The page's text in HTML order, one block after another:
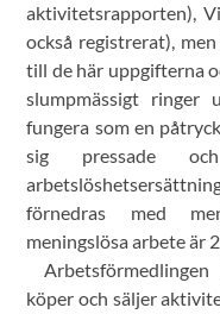
aktivitetsrapporten),
också registrerat),
till de här uppgifterna
slumpmässigt
fungera som en
sig pressade
förnedras med
meningslösa arbete är
köper och säljer